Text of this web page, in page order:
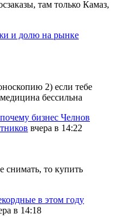
там только Камаз,
и долю на рынке
2) если тебе
бессильна
бизнес Челнов
вчера в 14:22
снимать, то купить
в этом году
в 14:18